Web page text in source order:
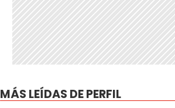
MÁS LEÍDAS DE PERFIL